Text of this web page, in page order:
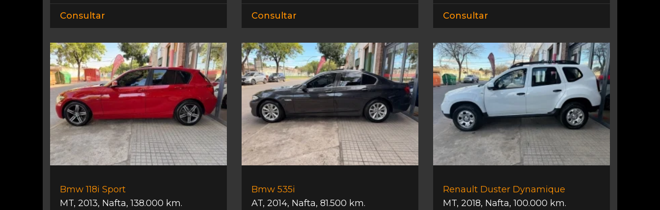
Consultar Consultar Consultar
Bmw 118i Sport
MT, 2013, Nafta,138.000 km.
Bmw 535i
AT, 2014, Nafta, 81.500 km.
Renault Duster Dynamique
MT, 2018, Nafta,100.000 km.